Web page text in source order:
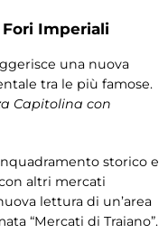
Fori Imperiali
una nuova
tra le più famose.
Capitolina con
storico e
altri mercati
lettura di un’area
“Mercati di Traiano”.